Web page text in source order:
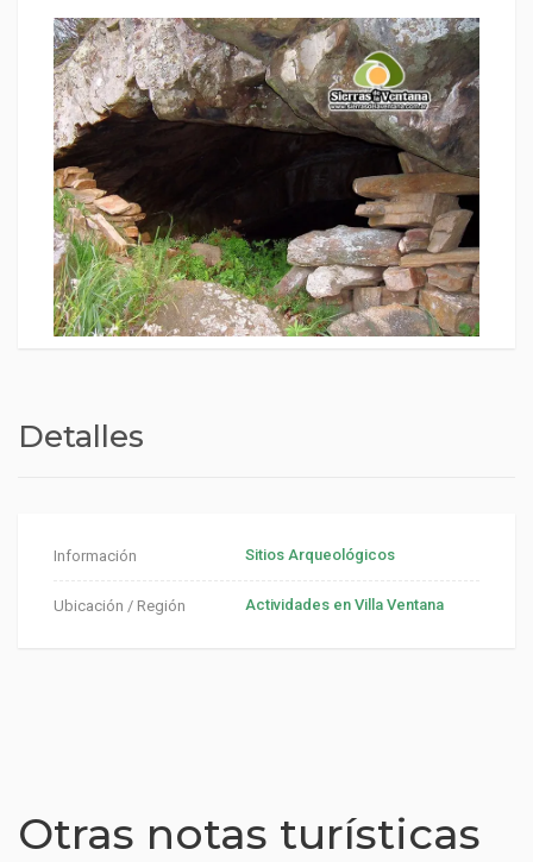
Detalles
Información Sitios Arqueológicos
Ubicación / Región Actividades en Villa Ventana
Otras notas turísticas